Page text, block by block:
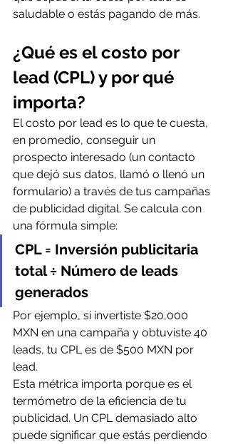
saludable o estás pagando de más.
¿Qué es el costo por
lead (CPL) y por qué
importa?
El costo por lead es lo que te cuesta,
en promedio, conseguir un
prospecto interesado (un contacto
que dejó sus datos, llamó o llenó un
formulario) a través de tus campañas
de publicidad digital. Se calcula con
una fórmula simple:
CPL = Inversión publicitaria
total ÷ Número de leads
generados
Por ejemplo, si invertiste $20,000
MXN en una campaña y obtuviste 40
leads, tu CPL es de $500 MXN por
lead.
Esta métrica importa porque es el
termómetro de la eficiencia de tu
publicidad. Un CPL demasiado alto
puede significar que estás perdiendo